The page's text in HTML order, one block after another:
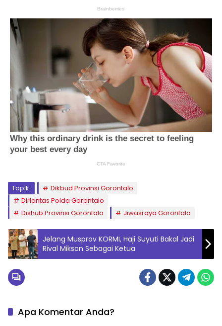
Topik:
Dikbud Provinsi Gorontalo
Dirlantas Polda Gorontalo
Dishub Provinsi Gorontalo
Jiwasraya Gorontalo
Jelang Musprov KORMI, Haji Suyuti Bakal Jadi
Rival Mikson Sebagai Ketua
Apa Komentar Anda?